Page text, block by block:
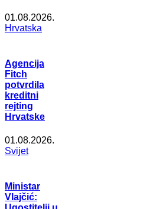
01.08.2026.
Hrvatska
Agencija
Fitch
potvrdila
kreditni
rejting
Hrvatske
01.08.2026.
Svijet
Ministar
Vlajčić: